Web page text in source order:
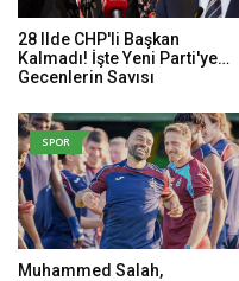
28 Ilde CHP'li Başkan
Kalmadı! İşte Yeni Parti'ye
Geçenlerin Sayısı
SPOR
Muhammed Salah,